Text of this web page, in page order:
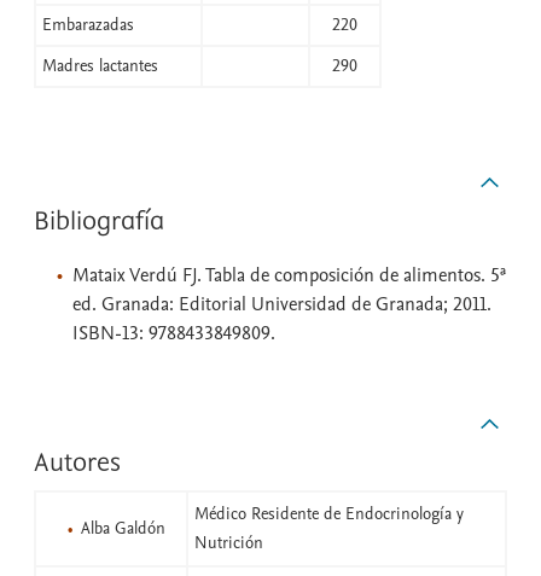
Embarazadas
220
Madres lactantes
290
Bibliografía
Mataix Verdú FJ. Tabla de composición de alimentos. 5ª
ed. Granada: Editorial Universidad de Granada; 2011.
ISBN-13: 9788433849809.
Autores
Alba Galdón
Médico Residente de Endocrinología y
Nutrición